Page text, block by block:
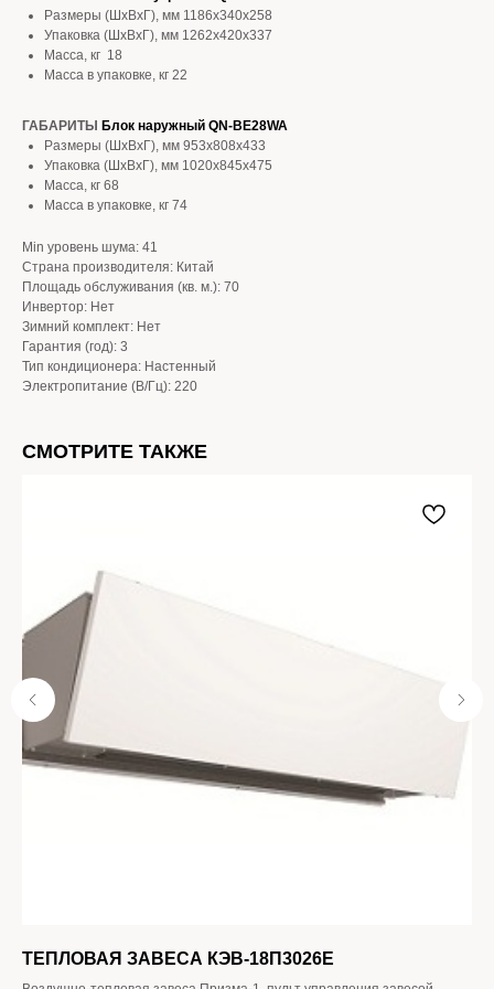
Размеры (ШхВхГ), мм 1186x340x258
Упаковка (ШхВхГ), мм 1262x420x337
Масса, кг 18
Масса в упаковке, кг 22
ГАБАРИТЫ
Блок наружный QN-BE28WA
Размеры (ШхВхГ), мм 953x808x433
Упаковка (ШхВхГ), мм 1020x845x475
Масса, кг 68
Масса в упаковке, кг 74
Min уровень шума: 41
Страна производителя: Китай
Площадь обслуживания (кв. м.): 70
Инвертор: Нет
Зимний комплект: Нет
Гарантия (год): 3
Тип кондиционера: Настенный
Электропитание (В/Гц): 220
СМОТРИТЕ ТАКЖЕ
ТЕПЛОВАЯ ЗАВЕСА КЭВ-18П3026E